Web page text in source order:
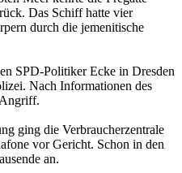
Das Schiff hatte vier
durch die jemenitische
SPD-Politiker Ecke in Dresden
Nach Informationen des
ging die Verbraucherzentrale
vor Gericht. Schon in den
an.